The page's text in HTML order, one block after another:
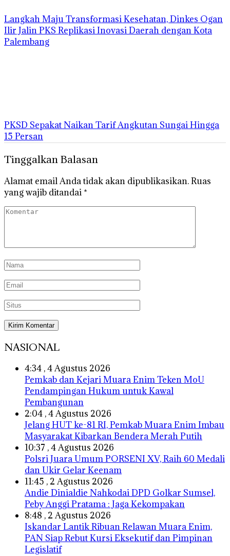
Langkah Maju Transformasi Kesehatan, Dinkes Ogan
Ilir Jalin PKS Replikasi Inovasi Daerah dengan Kota
Palembang
PKSD Sepakat Naikan Tarif Angkutan Sungai Hingga
15 Persan
Tinggalkan Balasan
Alamat email Anda tidak akan dipublikasikan.Ruas
yang wajib ditandai *
NASIONAL
4:34 , 4 Agustus 2026
Pemkab dan Kejari Muara Enim Teken MoU
Pendampingan Hukum untuk Kawal
Pembangunan
2:04 , 4 Agustus 2026
Jelang HUT ke-81 RI, Pemkab Muara Enim Imbau
Masyarakat Kibarkan Bendera Merah Putih
10:37 , 4 Agustus 2026
Polsri Juara Umum PORSENI XV, Raih 60 Medali
dan Ukir Gelar Keenam
11:45 , 2 Agustus 2026
Andie Dinialdie Nahkodai DPD Golkar Sumsel,
Peby Anggi Pratama : Jaga Kekompakan
8:48 , 2 Agustus 2026
Iskandar Lantik Ribuan Relawan Muara Enim,
PAN Siap Rebut Kursi Eksekutif dan Pimpinan
Legislatif